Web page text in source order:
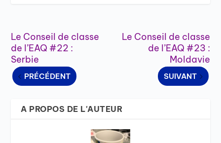
Le Conseil de classe
de l’EAQ #22 :
Serbie
PRÉCÉDENT
Le Conseil de classe
de l’EAQ #23 :
Moldavie
SUIVANT
A PROPOS DE L'AUTEUR